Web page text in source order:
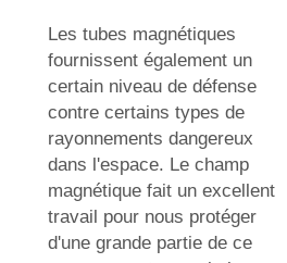
Les tubes magnétiques
fournissent également un
certain niveau de défense
contre certains types de
rayonnements dangereux
dans l'espace. Le champ
magnétique fait un excellent
travail pour nous protéger
d'une grande partie de ce